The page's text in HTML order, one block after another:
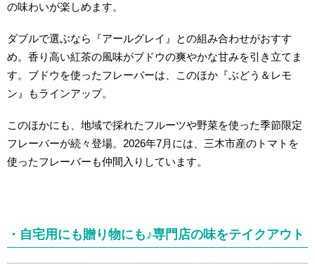
の味わいが楽しめます。
ダブルで選ぶなら『アールグレイ』との組み合わせがおすす
め。香り高い紅茶の風味がブドウの爽やかな甘みを引き立てま
す。ブドウを使ったフレーバーは、このほか『ぶどう＆レモ
ン』もラインアップ。
このほかにも、地域で採れたフルーツや野菜を使った季節限定
フレーバーが続々登場。2026年7月には、三木市産のトマトを
使ったフレーバーも仲間入りしています。
・自宅用にも贈り物にも♪専門店の味をテイクアウト